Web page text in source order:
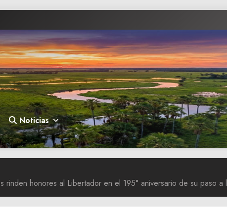
Noticias
honores al Libertador en el 195° aniversario de su paso a